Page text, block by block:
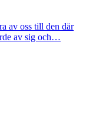
av oss till den där
av sig och…